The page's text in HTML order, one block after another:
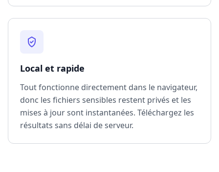
Local et rapide
Tout fonctionne directement dans le navigateur,
donc les fichiers sensibles restent privés et les
mises à jour sont instantanées. Téléchargez les
résultats sans délai de serveur.